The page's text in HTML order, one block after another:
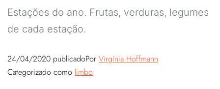
Estações do ano. Frutas, verduras, legumes
de cada estação.
24/04/2020 publicadoPor Virgínia Hoffmann
Categorizado como limbo